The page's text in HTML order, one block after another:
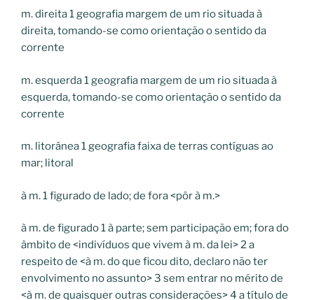
m. direita1geografia margem de um rio situada à
direita, tomando-se como orientação o sentido da
corrente
m. esquerda1geografia margem de um rio situada à
esquerda, tomando-se como orientação o sentido da
corrente
m. litorânea1geografiafaixa de terras contíguas ao
mar; litoral
à m.1figuradode lado; de fora<pôr à m.>
à m. de figurado1à parte; sem participação em; fora do
âmbito de <indivíduos que vivem à m.da lei>2a
respeito de <à m.do que ficou dito, declaro não ter
envolvimento no assunto>3 sem entrar no mérito de
<à m.de quaisquer outras considerações>4 a título de